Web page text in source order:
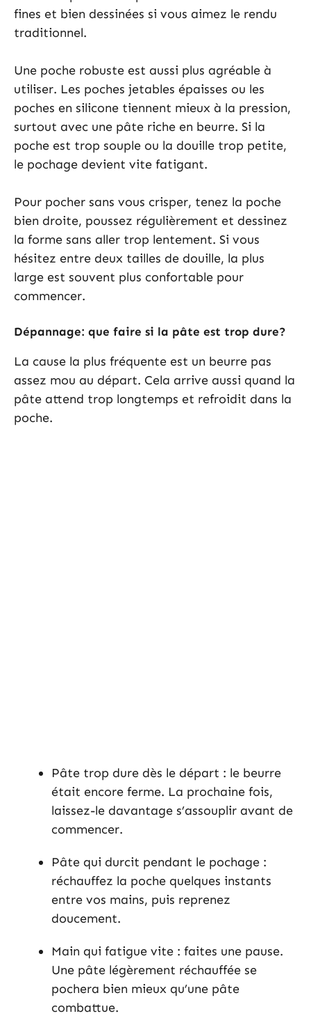
fines et bien dessinées si vous aimez le rendu
traditionnel.
Une poche robuste est aussi plus agréable à
utiliser. Les poches jetables épaisses ou les
poches en silicone tiennent mieux à la pression,
surtout avec une pâte riche en beurre. Si la
poche est trop souple ou la douille trop petite,
le pochage devient vite fatigant.
Pour pocher sans vous crisper, tenez la poche
bien droite, poussez régulièrement et dessinez
la forme sans aller trop lentement. Si vous
hésitez entre deux tailles de douille, la plus
large est souvent plus confortable pour
commencer.
Dépannage: que faire si la pâte est trop dure?
La cause la plus fréquente est un beurre pas
assez mou au départ. Cela arrive aussi quand la
pâte attend trop longtemps et refroidit dans la
poche.
Pâte trop dure dès le départ : le beurre
était encore ferme. La prochaine fois,
laissez-le davantage s’assouplir avant de
commencer.
Pâte qui durcit pendant le pochage :
réchauffez la poche quelques instants
entre vos mains, puis reprenez
doucement.
Main qui fatigue vite : faites une pause.
Une pâte légèrement réchauffée se
pochera bien mieux qu’une pâte
combattue.